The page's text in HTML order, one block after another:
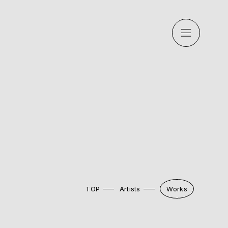
TOP Artists Works